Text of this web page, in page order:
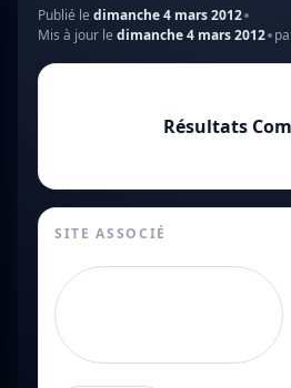
Publié le dimanche 4 mars 2012
Mis à jour le dimanche 4 mars 2012
Résultats
SITE ASSOCIÉ